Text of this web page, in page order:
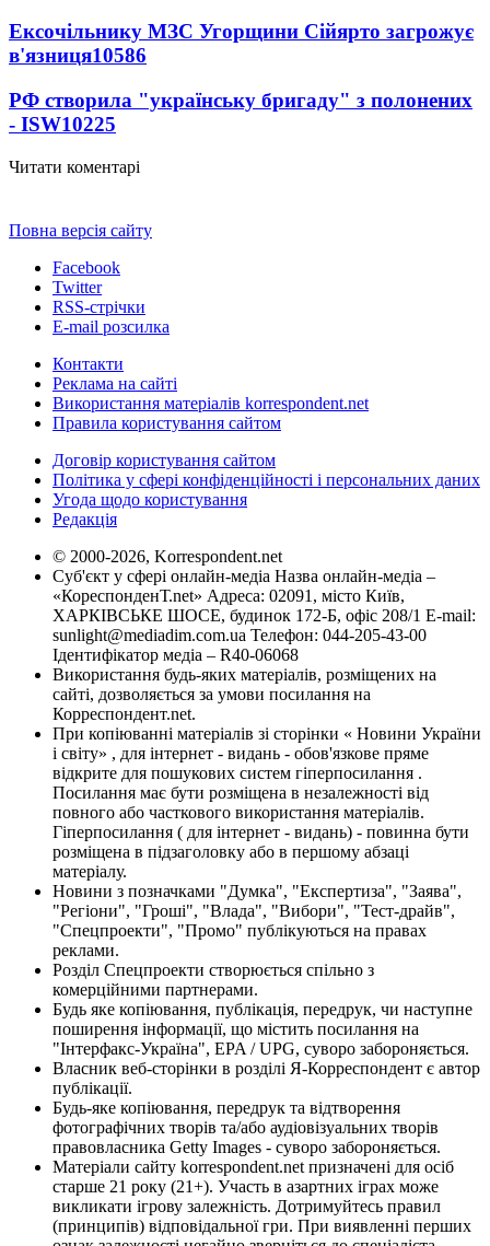
Ексочільнику МЗС Угорщини Сійярто загрожує
в'язниця10586
РФ створила "українську бригаду" з полонених
- ISW10225
Читати коментарі
Повна версія сайту
Facebook
Twitter
RSS-стрічки
E-mail розсилка
Контакти
Реклама на сайті
Використання матеріалів korrespondent.net
Правила користування сайтом
Договір користування сайтом
Політика у сфері конфіденційності і персональних даних
Угода щодо користування
Редакція
© 2000-2026, Korrespondent.net
Суб'єкт у сфері онлайн-медіа Назва онлайн-медіа –
«КореспонденТ.net» Адреса: 02091, місто Київ,
ХАРКІВСЬКЕ ШОСЕ, будинок 172-Б, офіс 208/1 E-mail:
sunlight@mediadim.com.ua Телефон: 044-205-43-00
Ідентифікатор медіа – R40-06068
Використання будь-яких матеріалів, розміщених на
сайті, дозволяється за умови посилання на
Корреспондент.net.
При копіюванні матеріалів зі сторінки « Новини України
і світу» , для інтернет - видань - обов'язкове пряме
відкрите для пошукових систем гіперпосилання .
Посилання має бути розміщена в незалежності від
повного або часткового використання матеріалів.
Гіперпосилання ( для інтернет - видань) - повинна бути
розміщена в підзаголовку або в першому абзаці
матеріалу.
Новини з позначками "Думка", "Експертиза", "Заява",
"Регіони", "Гроші", "Влада", "Вибори", "Тест-драйв",
"Спецпроекти", "Промо" публікуються на правах
реклами.
Розділ Спецпроекти створюється спільно з
комерційними партнерами.
Будь яке копіювання, публікація, передрук, чи наступне
поширення інформації, що містить посилання на
"Інтерфакс-Україна", EPA / UPG, суворо забороняється.
Власник веб-сторінки в розділі Я-Корреспондент є автор
публікації.
Будь-яке копіювання, передрук та відтворення
фотографічних творів та/або аудіовізуальних творів
правовласника Getty Images - суворо забороняється.
Матеріали сайту korrespondent.net призначені для осіб
старше 21 року (21+). Участь в азартних іграх може
викликати ігрову залежність. Дотримуйтесь правил
(принципів) відповідальної гри. При виявленні перших